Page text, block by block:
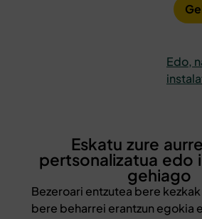
Edo,
Eskatu zure
pertsonalizatua edo
gehiago
Bezeroari entzutea bere
bere beharrei erantzun egokia